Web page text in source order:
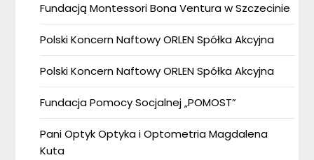
Fundacją Montessori Bona Ventura w Szczecinie
Polski Koncern Naftowy ORLEN Spółka Akcyjna
Polski Koncern Naftowy ORLEN Spółka Akcyjna
Fundacja Pomocy Socjalnej „POMOST”
Pani Optyk Optyka i Optometria Magdalena
Kuta